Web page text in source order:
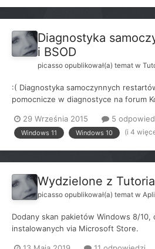
Diagnostyka
i BSOD
picasso opublikował(a) temat w
:( Diagnostyka samoczynnych
pomocnicze w diagnostyce na forum
BlueScreenView (dla
Windows SDK (Windows 7 d...
29 Września 2015 5
Windows 11 Windows 10 (i 4
Wydzielone z
picasso opublikował(a) temat w
Dodany skan pakietów Windows 8/10,
instalowanych via Microsoft Store.